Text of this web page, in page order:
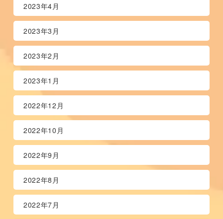
2023年4月
2023年3月
2023年2月
2023年1月
2022年12月
2022年10月
2022年9月
2022年8月
2022年7月